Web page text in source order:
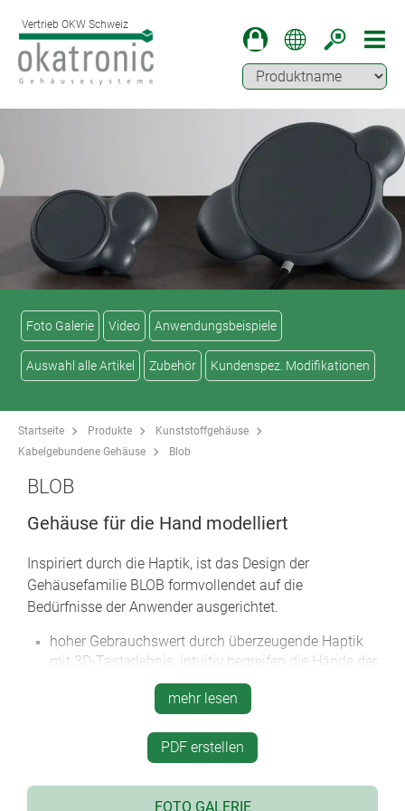
Vertrieb OKW Schweiz
Foto Galerie Video Anwendungsbeispiele
Auswahl alle Artikel Zubehör Kundenspez. Modifikationen
Startseite Produkte
Kunststoffgehäuse
Kabelgebundene Gehäuse
Blob
BLOB
Gehäuse für die Hand modelliert
Inspiriert durch die Haptik, ist das Design der
Gehäusefamilie BLOB formvollendet auf die
Bedürfnisse der Anwender ausgerichtet.
hoher Gebrauchswert durch überzeugende Haptik
mit 3D-Tasterlebnis; intuitiv begreifen die Hände der
Benutzer die Funktion der Gehäuse
* iF product design award 2014 | German Design
auf natürliche Art mit geringem Kraftaufwand leicht
erfassen, sicher halten, exakt führen und bedienen
sanft und robust zugleich
mehr lesen
PDF erstellen
FOTO GALERIE